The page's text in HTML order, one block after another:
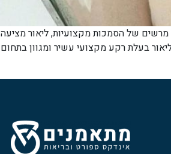
מרשים של הסמכות מקצועיות, ליאור מציעה
בעלת רקע מקצועי עשיר ומגוון בתחום